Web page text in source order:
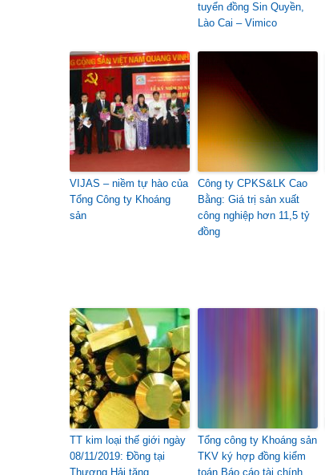
tuyển đồng Sin Quyền,
Lào Cai – Vimico
VIJAS – niềm tự hào của
Tổng Công ty Khoáng
sản
Công ty CPKS&LK Cao
Bằng: Giá trị sản xuất
công nghiệp hơn 11,5 tỷ
đồng
TT kim loại thế giới ngày
08/11/2019: Đồng tại
Thượng Hải tăng
Tổng công ty Khoáng sản
TKV ký hợp đồng kiểm
toán Báo cáo tài chính